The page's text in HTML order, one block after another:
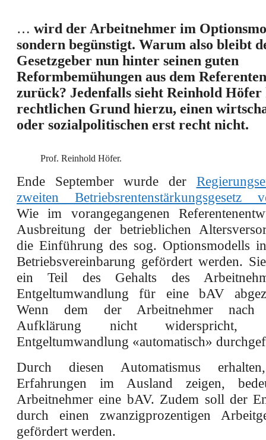
… wird der Arbeitnehmer im
sondern begünstigt. Warum also bleibt
Gesetzgeber nun hinter seinen guten
Reformbemühungen aus dem
zurück? Jedenfalls sieht Reinhold Höfer
rechtlichen Grund hierzu, einen
oder sozialpolitischen erst recht nicht.
Prof. Reinhold Höfer.
Ende September wurde der
zweiten Betriebsrentenstärkungsgesetz
Wie im vorangegangenen
Ausbreitung der betrieblichen
die Einführung des sog. Optionsmodells
Betriebsvereinbarung gefördert werden.
ein Teil des Gehalts des
Entgeltumwandlung für eine bAV
Wenn dem der Arbeitnehmer nach
Aufklärung nicht
Entgeltumwandlung «automatisch»
Durch diesen Automatismus
Erfahrungen im Ausland zeigen,
Arbeitnehmer eine bAV. Zudem soll der
durch einen zwanzigprozentigen
gefördert werden.